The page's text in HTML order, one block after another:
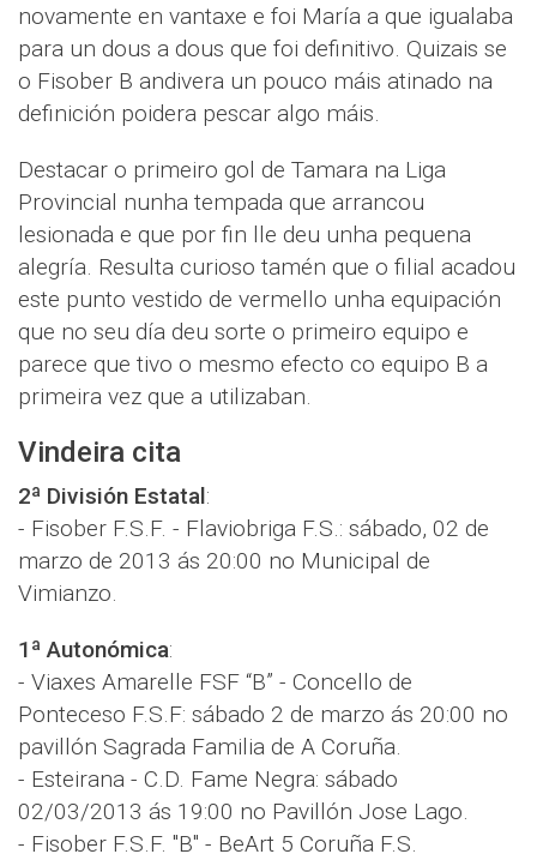
novamente en vantaxe e foi María a que igualaba
para un dous a dous que foi definitivo. Quizais se
o Fisober B andivera un pouco máis atinado na
definición poidera pescar algo máis.
Destacar o primeiro gol de Tamara na Liga
Provincial nunha tempada que arrancou
lesionada e que por fin lle deu unha pequena
alegría. Resulta curioso tamén que o filial acadou
este punto vestido de vermello unha equipación
que no seu día deu sorte o primeiro equipo e
parece que tivo o mesmo efecto co equipo B a
primeira vez que a utilizaban.
Vindeira cita
2ª División Estatal:
- Fisober F.S.F. - Flaviobriga F.S.: sábado, 02 de
marzo de 2013 ás 20:00 no Municipal de
Vimianzo.
1ª Autonómica:
- Viaxes Amarelle FSF “B” - Concello de
Ponteceso F.S.F: sábado 2 de marzo ás 20:00 no
pavillón Sagrada Familia de A Coruña.
- Esteirana - C.D. Fame Negra: sábado
02/03/2013 ás 19:00 no Pavillón Jose Lago.
- Fisober F.S.F. "B" - BeArt 5 Coruña F.S.